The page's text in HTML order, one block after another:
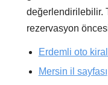
değerlendirilebilir.
rezervasyon
Erdemli oto
Mersin il sayfası